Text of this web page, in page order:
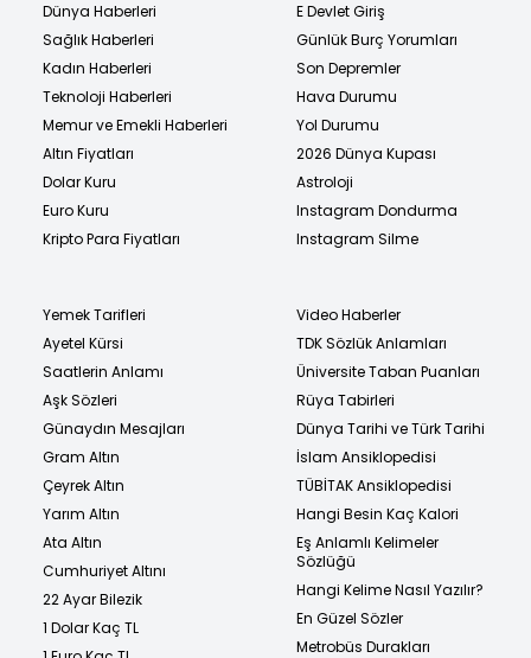
Dünya Haberleri
Sağlık Haberleri
Kadın Haberleri
Teknoloji Haberleri
Memur ve Emekli Haberleri
Altın Fiyatları
Dolar Kuru
Euro Kuru
Kripto Para Fiyatları
E Devlet Giriş
Günlük Burç Yorumları
Son Depremler
Hava Durumu
Yol Durumu
2026 Dünya Kupası
Astroloji
Instagram Dondurma
Instagram Silme
Yemek Tarifleri
Ayetel Kürsi
Saatlerin Anlamı
Aşk Sözleri
Günaydın Mesajları
Gram Altın
Çeyrek Altın
Yarım Altın
Ata Altın
Cumhuriyet Altını
22 Ayar Bilezik
1 Dolar Kaç TL
Video Haberler
TDK Sözlük Anlamları
Üniversite Taban Puanları
Rüya Tabirleri
Dünya Tarihi ve Türk Tarihi
İslam Ansiklopedisi
TÜBİTAK Ansiklopedisi
Hangi Besin Kaç Kalori
Eş Anlamlı Kelimeler
Sözlüğü
Hangi Kelime Nasıl Yazılır?
En Güzel Sözler
Metrobüs Durakları